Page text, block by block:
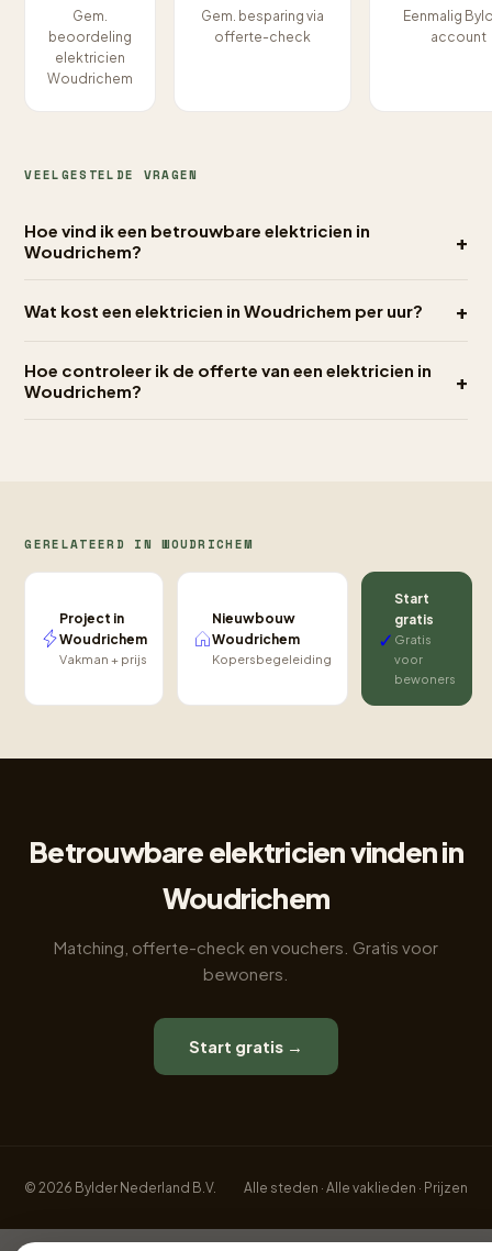
Gem.
beoordeling
elektricien
Woudrichem
Gem. besparing via
offerte-check
Eenmalig
account
VEELGESTELDE VRAGEN
Hoe vind ik een betrouwbare elektricien in
Woudrichem?
+
Wat kost een elektricien in Woudrichem per uur? +
Hoe controleer ik de offerte van een elektricien in
Woudrichem?
+
GERELATEERD IN WOUDRICHEM
Project in
Woudrichem
Vakman + prijs
Nieuwbouw
Woudrichem
Kopersbegeleiding
✓
Start
gratis
Gratis
voor
bewoners
Betrouwbare elektricien vinden in
Woudrichem
Matching, offerte-check en vouchers. Gratis voor
bewoners.
Start gratis →
© 2026 Bylder Nederland B.V. Alle steden · Alle vaklieden · Prijzen